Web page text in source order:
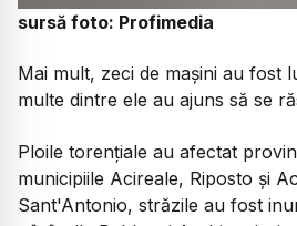
sursă foto: Profimedia
Mai mult, zeci de mașini au fost
multe dintre ele au ajuns să se
Ploile torențiale au afectat
municipiile Acireale, Riposto și
Sant'Antonio, străzile au fost